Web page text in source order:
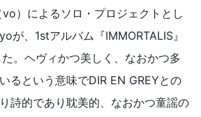
）によるソロ・プロジェクトとし
が、1stアルバム『IMMORTALIS』
。ヘヴィかつ美しく、なおかつ多
るという意味でDIR EN GREYとの
詩的であり耽美的、なおかつ童謡の